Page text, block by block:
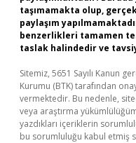
taşımamakta olup,
paylaşım
benzerlikleri tamamen
taslak halindedir ve
Sitemiz, 5651 Sayılı Kanun
Kurumu (BTK) tarafından
vermektedir. Bu nedenle,
veya araştırma
yazdıkları içeriklerin
bu sorumluluğu kabul etmiş